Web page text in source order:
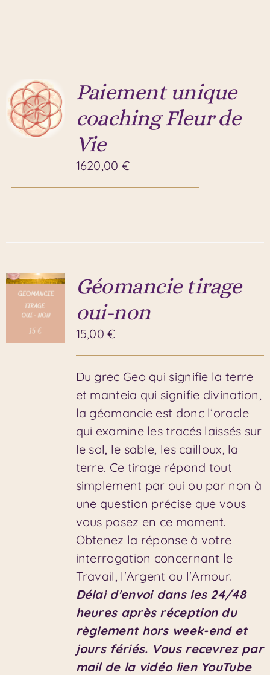
Paiement unique
coaching Fleur de
Vie
1620,00 €
Géomancie tirage
oui-non
15,00€
Du grec Geo qui signifie la terre
et manteia qui signifie divination,
la géomancie est donc l’oracle
qui examine les tracés laissés sur
le sol, le sable, les cailloux, la
terre. Ce tirage répond tout
simplement par oui ou par non à
une question précise que vous
vous posez en ce moment.
Obtenez la réponse à votre
interrogation concernant le
Travail, l'Argent ou l'Amour.
Délai d'envoi dans les 24/48
heures après réception du
règlement hors week-end et
jours fériés. Vous recevrez par
mail de la vidéo lien YouTube